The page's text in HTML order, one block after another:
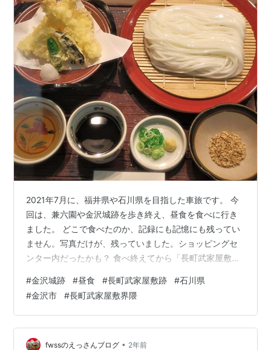
2021年7月に、福井県や石川県を目指した車旅です。 今
回は、兼六園や金沢城跡を歩き終え、昼食を食べに行き
ました。 どこで食べたのか、記録にも記憶にも残ってい
ません。写真だけが、残っていました。ショッピングセ
ンター内だったかも？ 食べ終えてから「長町武家屋敷
グ参加中写真・カメラ ランキング参加中食べ物
#金沢城跡 #昼食 #長町武家屋敷跡 #石川県
#金沢市 #長町武家屋敷界隈
fwssのえっさんブログ • 2年前